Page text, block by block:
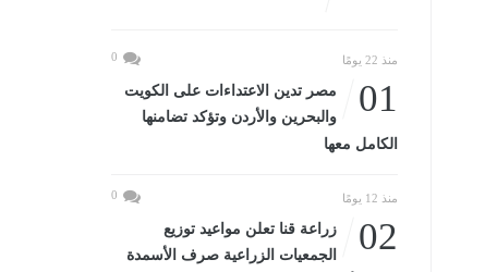
منذ 22 يومًا 0
01
مصر تدين الاعتداءات على الكويت
والبحرين والأردن وتؤكد تضامنها
الكامل معها
منذ 12 يومًا 0
02
زراعة قنا تعلن مواعيد توزيع
الجمعيات الزراعية صرف الأسمدة